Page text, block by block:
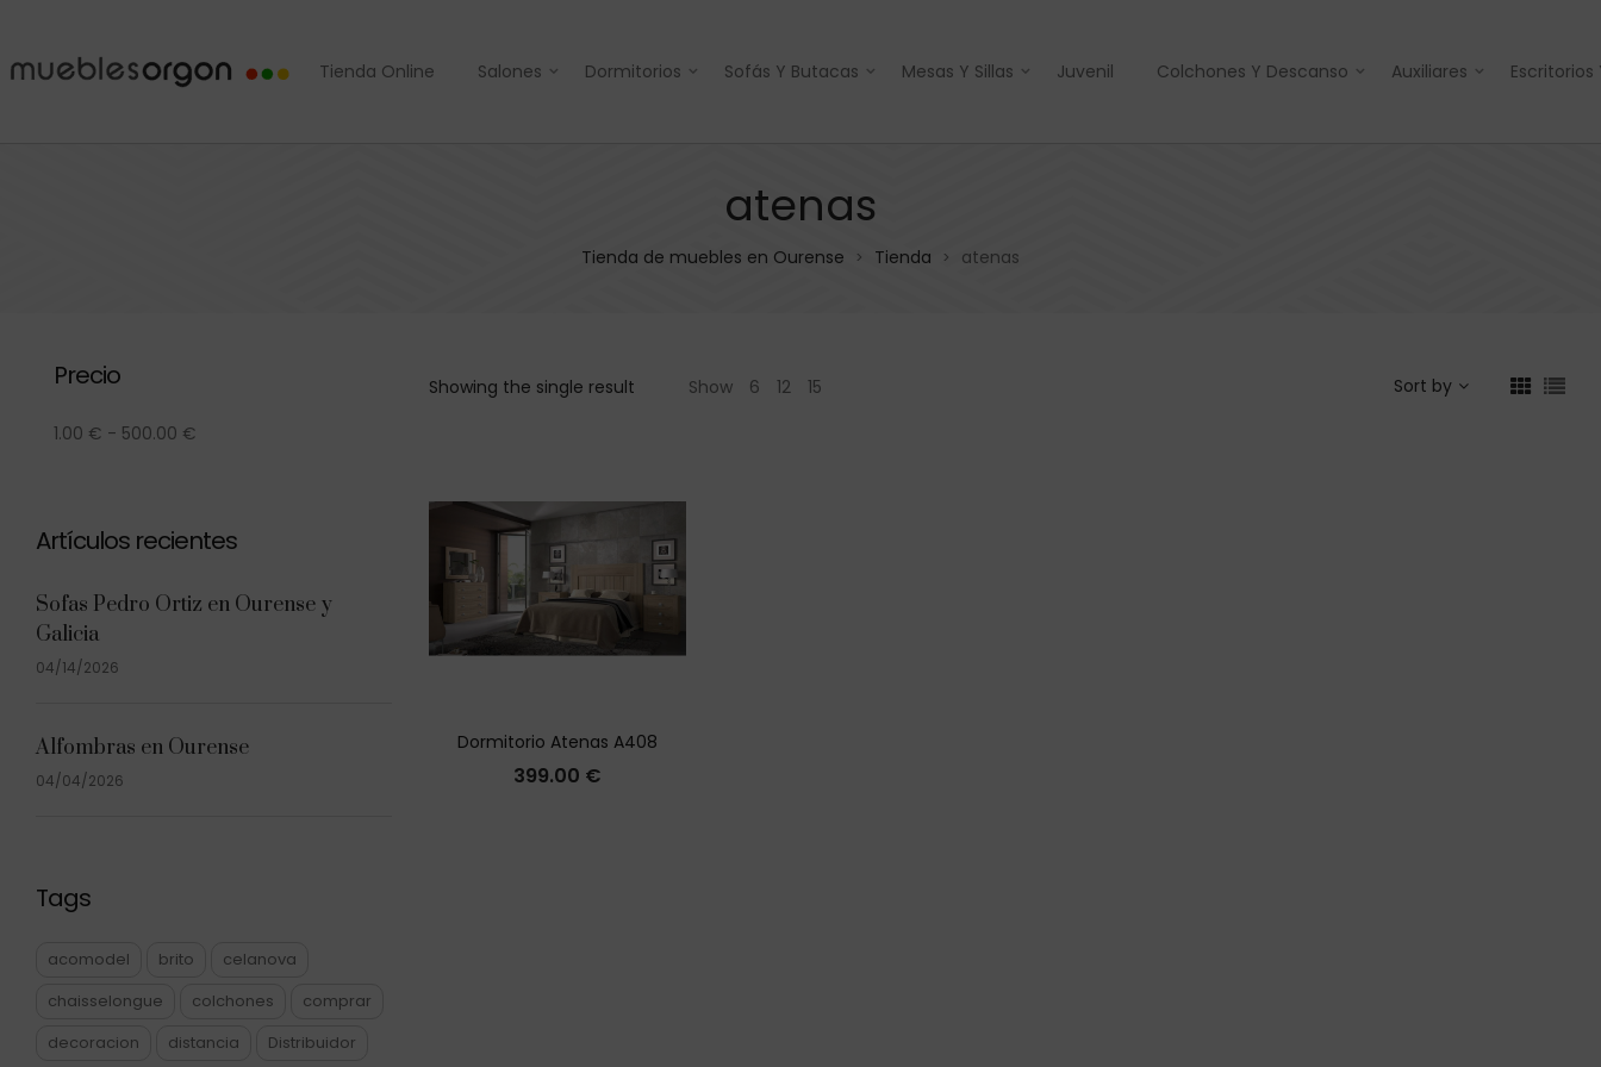
Tienda Online Salones Dormitorios Sofás Y Butacas Mesas Y Sillas Juvenil Colchones Y Descanso Auxiliares
atenas
Tienda de muebles en Ourense > Tienda > atenas
Showing the single result Show 6 12 15 Sort by
Dormitorio Atenas A408
399.00 €
Precio
1.00 € - 500.00 €
Artículos recientes
Sofas Pedro Ortiz en Ourense y
Galicia
04/14/2026
Alfombras en Ourense
04/04/2026
Tags
acomodel brito
celanova
chaisselongue
colchones
comprar
decoracion
distancia
Distribuidor